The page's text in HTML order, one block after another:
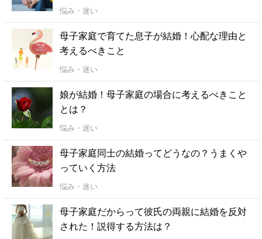
悩み・迷い
母子家庭で育てた息子が結婚！心配な理由と
考えるべきこと
悩み・迷い
娘が結婚！母子家庭の場合に考えるべきこと
とは？
悩み・迷い
母子家庭同士の結婚ってどうなの？うまくや
っていく方法
悩み・迷い
母子家庭だからって彼氏の両親に結婚を反対
された！説得する方法は？